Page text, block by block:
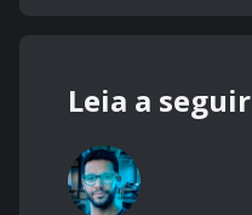
Leia a seguir